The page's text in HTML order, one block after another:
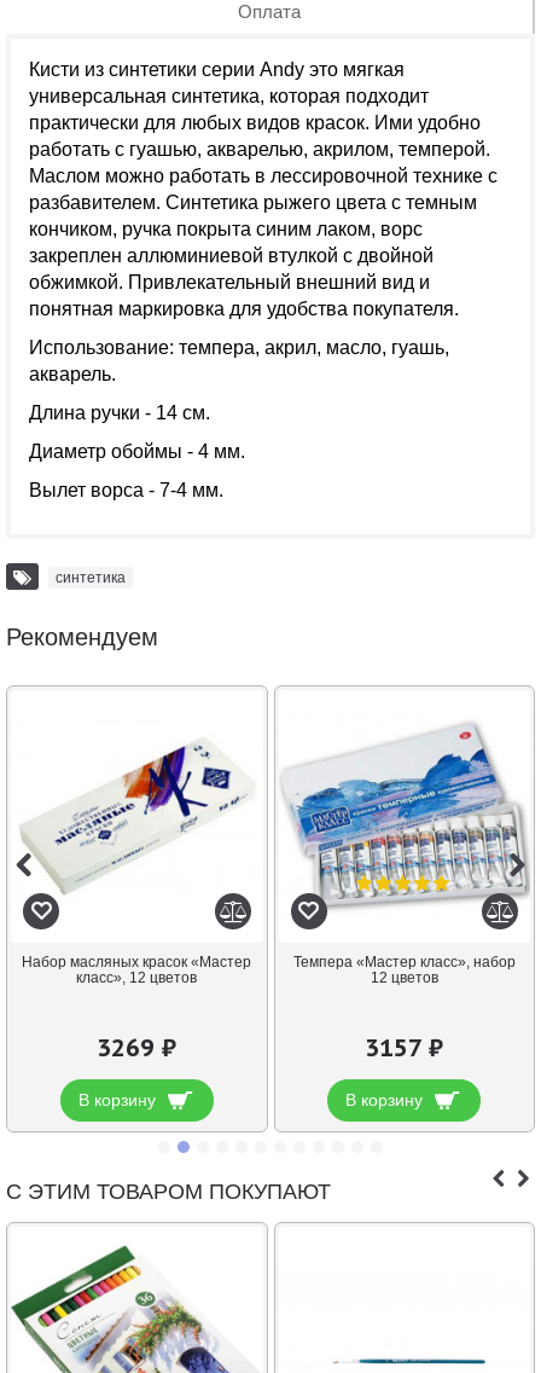
Оплата
Кисти из синтетики серии Andy это мягкая
универсальная синтетика, которая подходит
практически для любых видов красок. Ими удобно
работать с гуашью, акварелью, акрилом, темперой.
Маслом можно работать в лессировочной технике с
разбавителем. Синтетика рыжего цвета с темным
кончиком, ручка покрыта синим лаком, ворс
закреплен аллюминиевой втулкой с двойной
обжимкой. Привлекательный внешний вид и
понятная маркировка для удобства покупателя.
Использование: темпера, акрил, масло, гуашь,
акварель.
Длина ручки - 14 см.
Диаметр обоймы - 4 мм.
Вылет ворса - 7-4 мм.
синтетика
Рекомендуем
Набор масляных красок «Мастер
класс», 12 цветов
3269 ₽
В корзину
Темпера «Мастер класс», набор
12 цветов
3157 ₽
В корзину
С ЭТИМ ТОВАРОМ ПОКУПАЮТ